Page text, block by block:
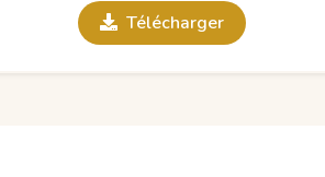
Télécharger